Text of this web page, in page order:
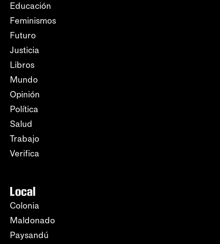
Educación
Feminismos
Futuro
Justicia
Libros
Mundo
Opinión
Política
Salud
Trabajo
Verifica
Local
Colonia
Maldonado
Paysandú